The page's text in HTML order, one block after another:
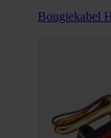
Bougiekabel